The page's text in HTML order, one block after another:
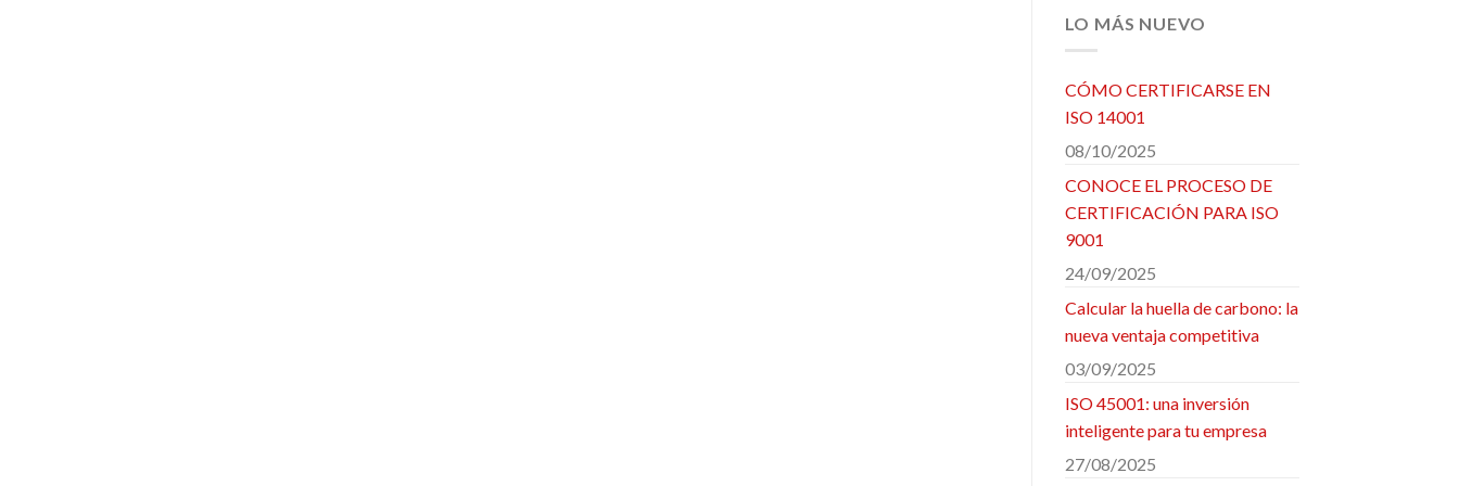
LO MÁS NUEVO
CÓMO CERTIFICARSE EN
ISO 14001
08/10/2025
CONOCE EL PROCESO DE
CERTIFICACIÓN PARA ISO
9001
24/09/2025
Calcular la huella de carbono: la
nueva ventaja competitiva
03/09/2025
ISO 45001: una inversión
inteligente para tu empresa
27/08/2025